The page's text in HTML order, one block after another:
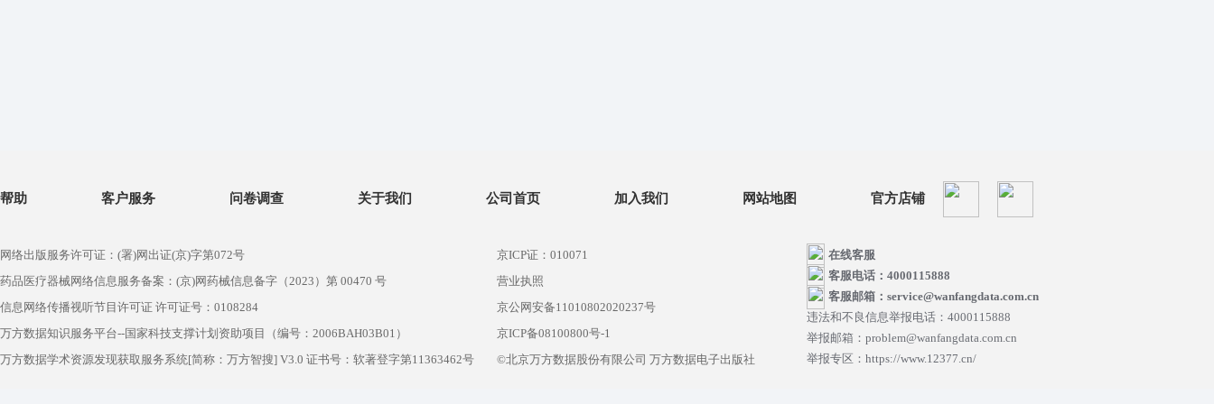
帮助 客户服务 问卷调查 关于我们 公司首页 加入我们 网站地图 官方店铺
网络出版服务许可证：(署)网出证(京)字第072号
药品医疗器械网络信息服务备案：(京)网药械信息备字（2023）第 00470 号
信息网络传播视听节目许可证 许可证号：0108284
万方数据知识服务平台--国家科技支撑计划资助项目（编号：2006BAH03B01）
万方数据学术资源发现获取服务系统[简称：万方智搜] V3.0 证书号：软著登字第11363462号
京ICP证：010071
营业执照
京公网安备11010802020237号
京ICP备08100800号-1
©北京万方数据股份有限公司 万方数据电子出版社
在线客服
客服电话：4000115888
客服邮箱：service@wanfangdata.com.cn
违法和不良信息举报电话：4000115888
举报邮箱：problem@wanfangdata.com.cn
举报专区：https://www.12377.cn/